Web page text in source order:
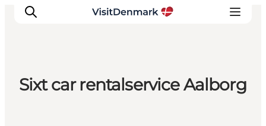
Sixt car rentalservice Aalborg